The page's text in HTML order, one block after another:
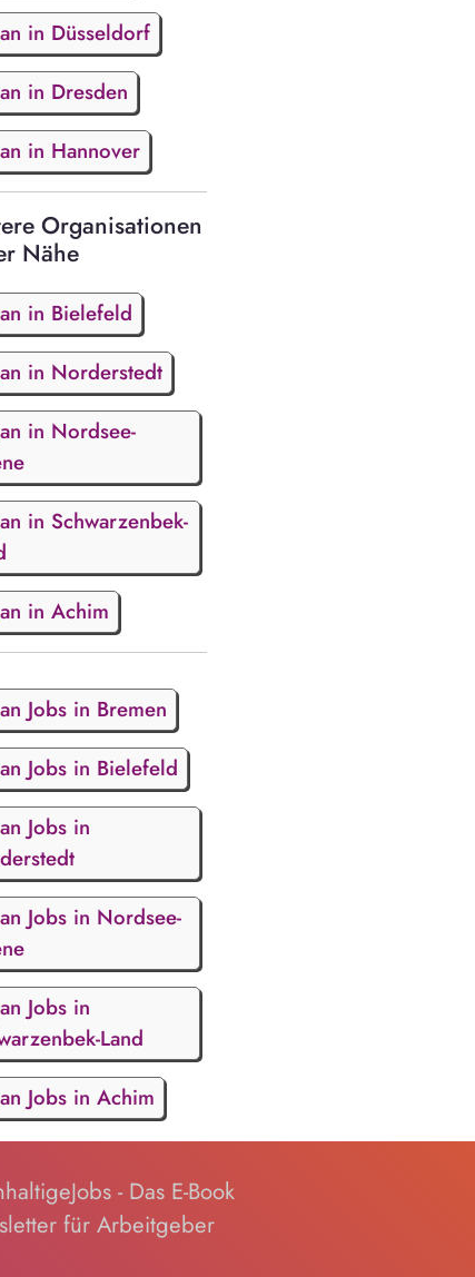
in Düsseldorf
in Dresden
in Hannover
Organisationen
Nähe
in Bielefeld
in Norderstedt
in Nordsee-
in Schwarzenbek-
in Achim
Jobs in Bremen
Jobs in Bielefeld
Jobs in
Jobs in Nordsee-
Jobs in
Land
Jobs in Achim
- Das E-Book
für Arbeitgeber